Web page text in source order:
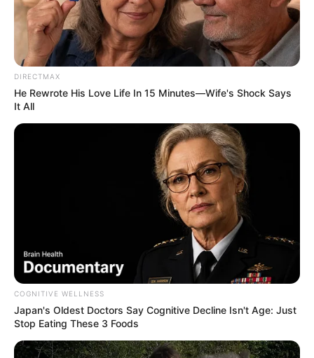
DIRECTMAX
He Rewrote His Love Life In 15 Minutes—Wife's Shock Says
It All
COGNITIVE WELLNESS
Japan's Oldest Doctors Say Cognitive Decline Isn't Age: Just
Stop Eating These 3 Foods